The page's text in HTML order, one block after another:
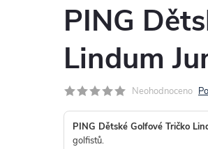
PING
Lindum
Neohodnoceno
PING Dětské Golfové Tričko
golfistů.